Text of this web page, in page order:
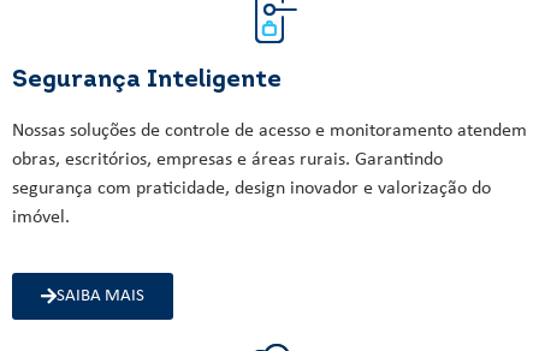
Segurança Inteligente
Nossas soluções de controle de acesso e monitoramento atendem
obras, escritórios, empresas e áreas rurais. Garantindo
segurança com praticidade, design inovador e valorização do
imóvel.
SAIBA MAIS